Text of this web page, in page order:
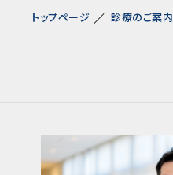
トップページ 診療のご案内